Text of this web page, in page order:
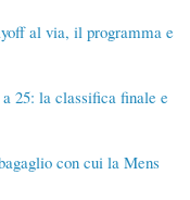
al via, il programma e
25: la classifica finale e
con cui la Mens